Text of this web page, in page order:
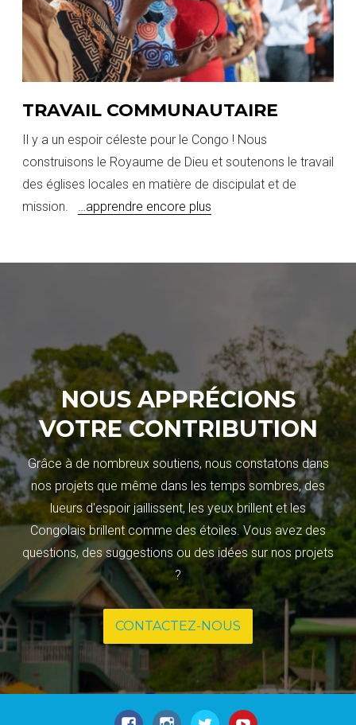
TRAVAIL COMMUNAUTAIRE
Il y a un espoir céleste pour le Congo ! Nous
construisons le Royaume de Dieu et soutenons le travail
des églises locales en matière de discipulat et de
mission. …apprendre encore plus
NOUS APPRÉCIONS
VOTRE CONTRIBUTION
Grâce à de nombreux soutiens, nous constatons dans
nos projets que même dans les temps sombres, des
lueurs d'espoir jaillissent, les yeux brillent et les
Congolais brillent comme des étoiles. Vous avez des
questions, des suggestions ou des idées sur nos projets
?
CONTACTEZ-NOUS